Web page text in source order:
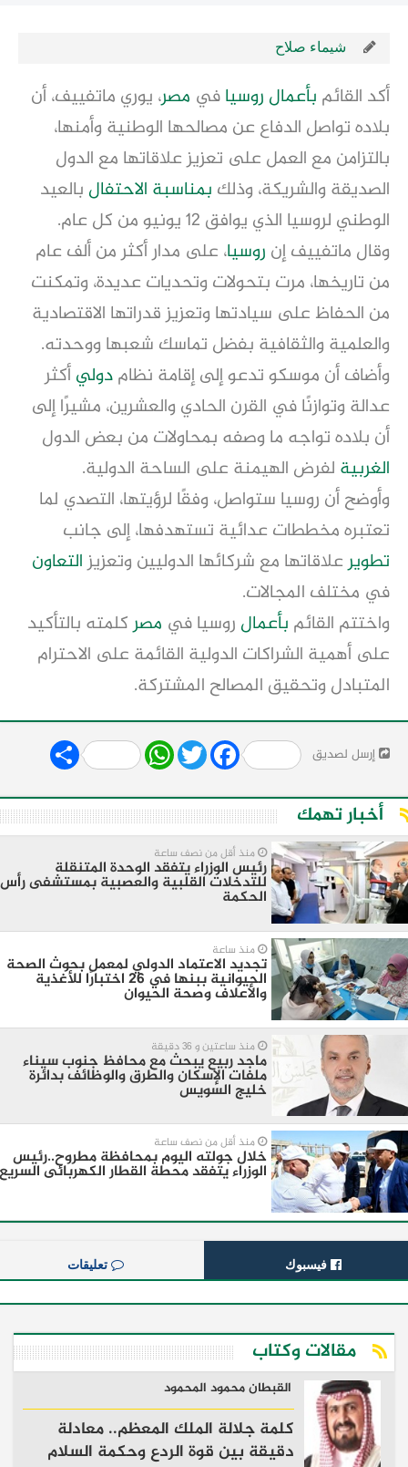
شيماء صلاح
أكد القائم بأعمال روسيافي مصر، يوري ماتفييف، أن
بلاده تواصل الدفاع عن مصالحها الوطنية وأمنها،
بالتزامن مع العمل على تعزيز علاقاتها مع الدول
الصديقة والشريكة، وذلك بمناسبة الاحتفال بالعيد
الوطني لروسيا الذي يوافق 12 يونيو من كل عام.
وقال ماتفييف إن روسيا، على مدار أكثر من ألف عام
من تاريخها، مرت بتحولات وتحديات عديدة، وتمكنت
من الحفاظ على سيادتها وتعزيز قدراتها الاقتصادية
والعلمية والثقافية بفضل تماسك شعبها ووحدته.
وأضاف أن موسكو تدعو إلى إقامة نظامدوليأكثر
عدالة وتوازنًا في القرن الحادي والعشرين، مشيرًا إلى
أن بلاده تواجه ما وصفه بمحاولات من بعض الدول
الغربية لفرض الهيمنة على الساحة الدولية.
وأوضح أن روسيا ستواصل، وفقًا لرؤيتها، التصدي لما
تعتبره مخططات عدائية تستهدفها، إلى جانب
تطويرعلاقاتها مع شركائها الدوليين وتعزيزالتعاون
في مختلف المجالات.
واختتم القائم بأعمال روسيا في مصركلمته بالتأكيد
على أهمية الشراكات الدولية القائمة على الاحترام
المتبادل وتحقيق المصالح المشتركة.
إرسل لصديق Share WhatsApp
Twitter Facebook
أخبار تهمك
منذ أقل من نصف ساعة
رئيس الوزراء يتفقد الوحدة المتنقلة
للتدخلات القلبية والعصبية بمستشفى رأس
الحكمة
منذ ساعة
تجديد الاعتماد الدولي لمعمل بحوث الصحة
الحيوانية ببنها في 26 اختبارًا للأغذية
والأعلاف وصحة الحيوان
منذ ساعتين و 36 دقيقة
ماجد ربيع يبحث مع محافظ جنوب سيناء
ملفات الإسكان والطرق والوظائف بدائرة
خليج السويس
منذ أقل من نصف ساعة
خلال جولته اليوم بمحافظة مطروح..رئيس
الوزراء يتفقد محطة القطار الكهربائى السريع
فيسبوك تعليقات
مقالات وكتاب
القبطان محمود المحمود
كلمة جلالة الملك المعظم.. معادلة
دقيقة بين قوة الردع وحكمة السلام